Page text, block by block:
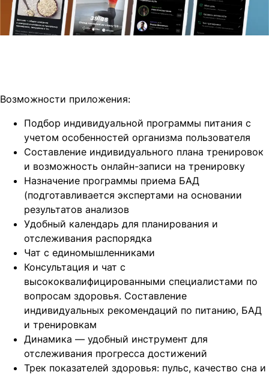
Возможности приложения:
Подбор индивидуальной программы питания с
учетом особенностей организма пользователя
Составление индивидуального плана тренировок
и возможность онлайн-записи на тренировку
Назначение программы приема БАД
(подготавливается экспертами на основании
результатов анализов
Удобный календарь для планирования и
отслеживания распорядка
Чат с единомышленниками
Консультация и чат с
высококвалифицированными специалистами по
вопросам здоровья. Составление
индивидуальных рекомендаций по питанию, БАД
и тренировкам
Динамика — удобный инструмент для
отслеживания прогресса достижений
Трек показателей здоровья: пульс, качество сна и